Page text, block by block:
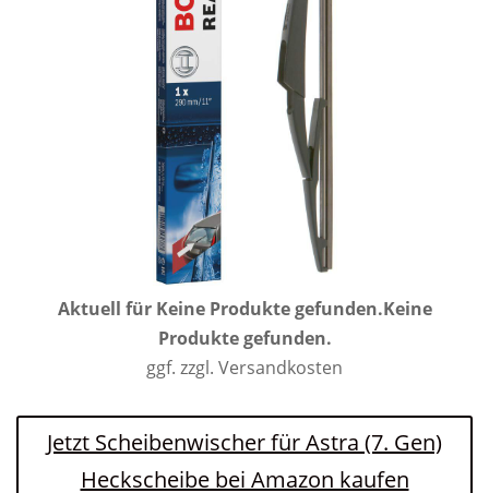
Aktuell für Keine Produkte gefunden.Keine
Produkte gefunden.
ggf. zzgl. Versandkosten
Jetzt Scheibenwischer für Astra (7. Gen)
Heckscheibe bei Amazon kaufen